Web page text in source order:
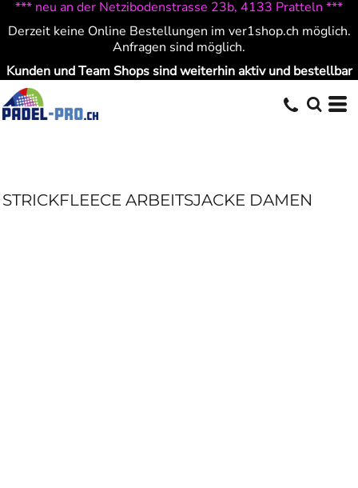
*** neu an der Netzibodenstrasse 23b, 4133 Pratteln ***
Derzeit keine Online Bestellungen im ver1shop.ch möglich.
Anfragen sind möglich.
Kunden und Team Shops sind weiterhin aktiv und bestellbar
STRICKFLEECE ARBEITSJACKE DAMEN